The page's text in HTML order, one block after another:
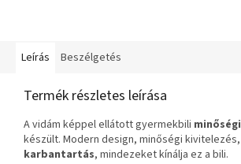
Leírás Beszélgetés
Termék részletes leírása
A vidám képpel ellátott gyermekbili minőségi
készült. Modern design, minőségi kivitelezés,
karbantartás, mindezeket kínálja ez a bili.